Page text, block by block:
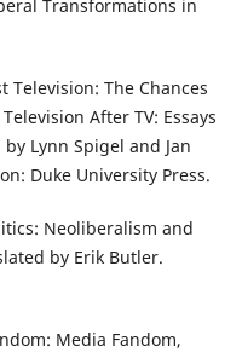
Transformations in
Television: The Chances
After TV: Essays
Lynn Spigel and Jan
Duke University Press.
Neoliberalism and
by Erik Butler.
Media Fandom,